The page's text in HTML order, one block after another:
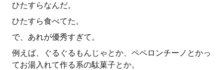
ひたすらなんだ。
ひたすら食べてた。
で、あれが優秀すぎて。
例えば、ぐるぐるもんじゃとか、ペペロンチーノとかっ
てお湯入れて作る系の駄菓子とか。